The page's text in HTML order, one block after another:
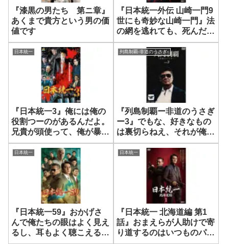
『漆黒の男たち 第ニ章』
あくまで貴方という男の価
値です
『日本統一外伝 山崎一門9
世にも奇妙な山崎一門』法
の網を逃れても、死んだ人
たちの恨みからは逃げられ
ねえぞ
日本統一
『日本統一3』俺には俺の
役割つーのがあるんだよ。
兄貴が頭使って、俺が暴れ
る。
列島制覇-非道のうさぎ-
『列島制覇ー非道のうさぎ
ー3』でもな、好きなもの
は裏切らねえ、それが俺に
とって歌だ
日本統一
『日本統一59』おかげさ
んで俺たちの眼はよく見え
るし、耳もよく聴こえるも
日本統一
『日本統一 北海道編 第1
話』おまえらが人助けで寄
り道するのはいつものパタ